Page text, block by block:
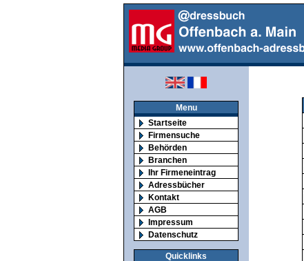
Menu
Startseite
Firmensuche
Behörden
Branchen
Ihr Firmeneintrag
Adressbücher
Kontakt
AGB
Impressum
Datenschutz
Quicklinks